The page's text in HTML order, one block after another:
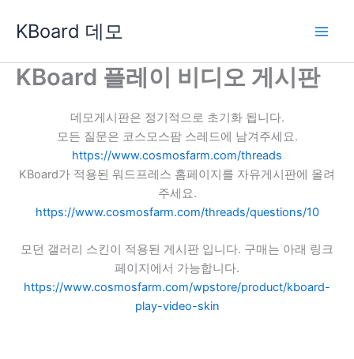
로
KBoard 데모
KBoard 플레이 비디오 게시판
데모게시판은 정기적으로 초기화 됩니다.
모든 질문은 코스모스팜 스레드에 남겨주세요.
https://www.cosmosfarm.com/threads
KBoard가 적용된 워드프레스 홈페이지를 자유게시판에 올려
주세요.
https://www.cosmosfarm.com/threads/questions/10
모던 갤러리 스킨이 적용된 게시판 입니다. 구매는 아래 링크
페이지에서 가능합니다.
https://www.cosmosfarm.com/wpstore/product/kboard-
play-video-skin